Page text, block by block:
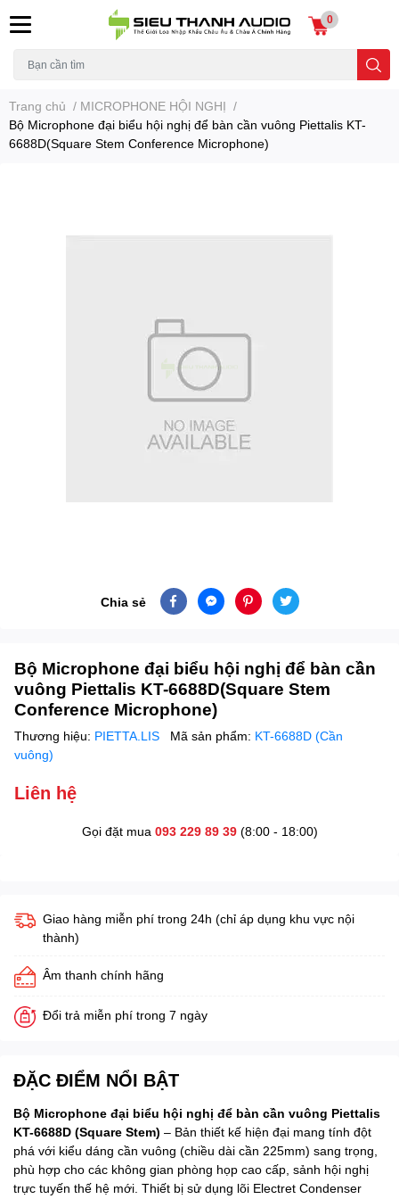
0
Trang chủ / MICROPHONE HỘI NGHỊ /
Bộ Microphone đại biểu hội nghị để bàn cần vuông Piettalis KT-
6688D(Square Stem Conference Microphone)
Chia sẻ
Bộ Microphone đại biểu hội nghị để bàn cần
vuông Piettalis KT-6688D(Square Stem
Conference Microphone)
Thương hiệu: PIETTA.LIS Mã sản phẩm: KT-6688D (Cần
vuông)
Liên hệ
Gọi đặt mua 093 229 89 39(8:00 - 18:00)
Giao hàng miễn phí trong 24h (chỉ áp dụng khu vực nội
thành)
Âm thanh chính hãng
Đổi trả miễn phí trong 7 ngày
ĐẶC ĐIỂM NỔI BẬT
Bộ Microphone đại biểu hội nghị để bàn cần vuông Piettalis
KT-6688D (Square Stem) – Bản thiết kế hiện đại mang tính đột
phá với kiểu dáng cần vuông (chiều dài cần 225mm) sang trọng,
phù hợp cho các không gian phòng họp cao cấp, sảnh hội nghị
trực tuyến thế hệ mới. Thiết bị sử dụng lõi Electret Condenser